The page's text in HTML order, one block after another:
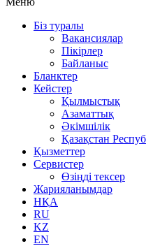
Біз туралы
Вакансиялар
Пікірлер
Байланыс
Бланктер
Кейстер
Қылмыстық
Азаматтық
Әкімшілік
Қазақстан
Қызметтер
Сервистер
Өзіңді тексер
Жарияланымдар
НҚА
RU
KZ
EN